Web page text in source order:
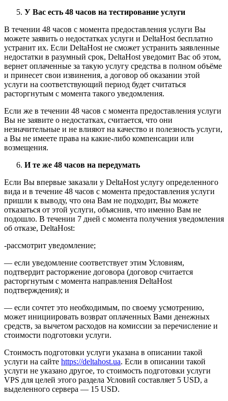
У Вас есть 48 часов на тестирование услуги
В течении 48 часов с момента предоставления услуги Вы
можете заявить о недостатках услуги и DeltaHost бесплатно
устранит их. Если DeltaHost не сможет устранить заявленные
недостатки в разумный срок, DeltaHost уведомит Вас об этом,
вернет оплаченные за такую услугу средства в полном объёме
и принесет свои извинения, а договор об оказании этой
услуги на соответствующий период будет считаться
расторгнутым с момента такого уведомления.
Если же в течении 48 часов с момента предоставления услуги
Вы не заявите о недостатках, считается, что они
незначительные и не влияют на качество и полезность услуги,
а Вы не имеете права на какие-либо компенсации или
возмещения.
И те же 48 часов на передумать
Если Вы впервые заказали у DeltaHost услугу определенного
вида и в течение 48 часов с момента предоставления услуги
пришли к выводу, что она Вам не подходит, Вы можете
отказаться от этой услуги, объяснив, что именно Вам не
подошло. В течении 7 дней с момента получения уведомления
об отказе, DeltaHost:
-рассмотрит уведомление;
— если уведомление соответствует этим Условиям,
подтвердит расторжение договора (договор считается
расторгнутым с момента направления DeltaHost
подтверждения); и
— если сочтет это необходимым, по своему усмотрению,
может инициировать возврат оплаченных Вами денежных
средств, за вычетом расходов на комиссии за перечисление и
стоимости подготовки услуги.
Стоимость подготовки услуги указана в описании такой
услуги на сайте https://deltahost.ua. Если в описании такой
услуги не указано другое, то стоимость подготовки услуги
VPS для целей этого раздела Условий составляет 5 USD, а
выделенного сервера — 15 USD.